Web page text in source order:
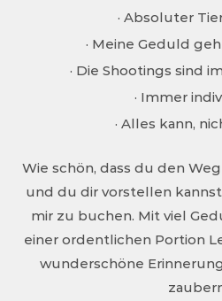
Wie schön, dass du den
und du dir vorstellen
mir zu buchen. Mit viel
einer ordentlichen Portion
wunderschöne
· Absoluter
· Meine Geduld
· Die Shootings sind
· Immer
· Alles kann,